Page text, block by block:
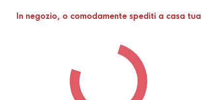
In negozio, o comodamente spediti a casa tua